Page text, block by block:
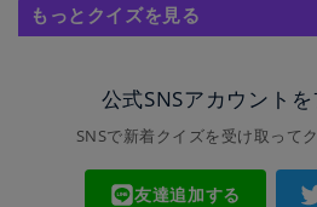
もっとクイズを見る
公式SNSアカウント
SNSで新着クイズを受け取って
友達追加する